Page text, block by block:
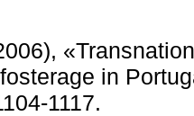
in
1117.